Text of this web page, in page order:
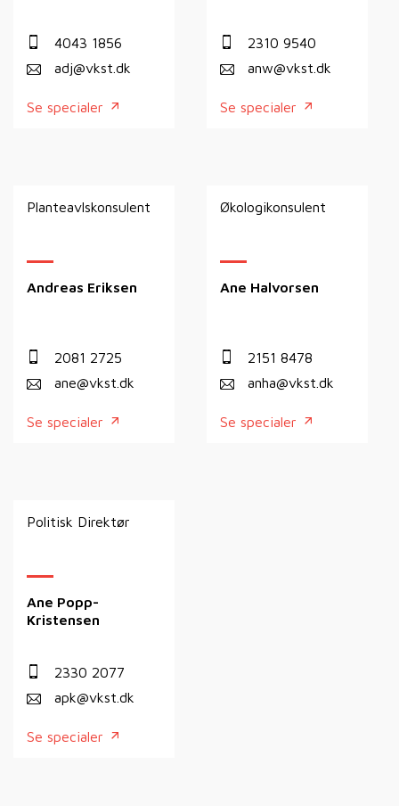
4043 1856
adj@vkst.dk
Se specialer
2310 9540
anw@vkst.dk
Se specialer
Planteavlskonsulent
Andreas Eriksen
2081 2725
ane@vkst.dk
Se specialer
Økologikonsulent
Ane Halvorsen
2151 8478
anha@vkst.dk
Se specialer
Politisk Direktør
Ane Popp-
Kristensen
2330 2077
apk@vkst.dk
Se specialer